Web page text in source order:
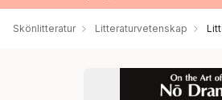
Skönlitteratur Litteraturvetenskap